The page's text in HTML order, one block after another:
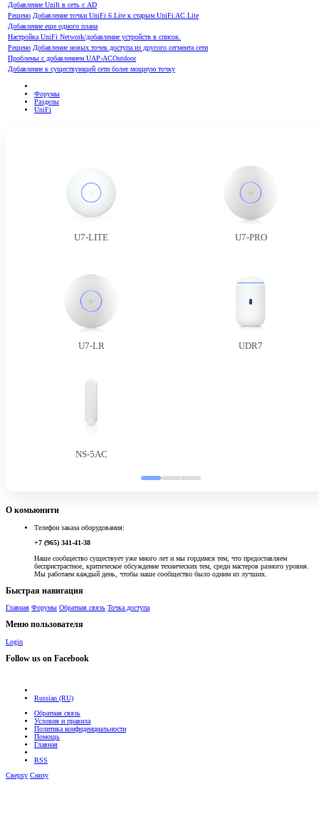
Добавление Unifi в сеть с AD
Решено Добавление точки UniFi 6 Lite к старым UniFi AC Lite
Добавление еще одного плана
Настройка UniFi Network/добавление устройств в список.
Решено Добавление новых точек доступа из другого сегмента сети
Проблемы с добавлением UAP-ACOutdoor
Добавление к существующей сети более мощную точку
Форумы
Разделы
UniFi
U7-LITE U7-PRO
U7-LR UDR7
NS-5AC
О комьюнити
Телефон заказа оборудования:
+7 (965) 341-41-38
Наше сообщество существует уже много лет и мы гордимся тем, что предоставляем
беспристрастное, критическое обсуждение технических тем, среди мастеров разного уровня.
Мы работаем каждый день, чтобы наше сообщество было одним из лучших.
Быстрая навигация
Главная Форумы Обратная связь Точка доступа
Меню пользователя
Login
Follow us on Facebook
Russian (RU)
Обратная связь
Условия и правила
Политика конфиденциальности
Помощь
Главная
RSS
Сверху Снизу